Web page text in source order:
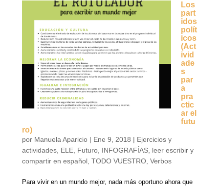
Los
part
idos
polít
icos
(Act
ivid
ade
s
par
a
pra
ctic
ar el
futu
ro)
por Manuela Aparicio| Ene 9, 2018 | Ejercicios y
actividades, ELE, Futuro, INFOGRAFÍAS, leer escribir y
compartir en español, TODO VUESTRO, Verbos
Para vivir en un mundo mejor, nada más oportuno ahora que